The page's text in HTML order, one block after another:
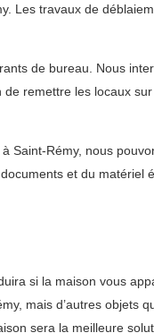
Les travaux de
de bureau. Nous
remettre les locaux
Rémy, nous
et du matériel
si la maison vous
mais d’autres objets
sera la meilleure